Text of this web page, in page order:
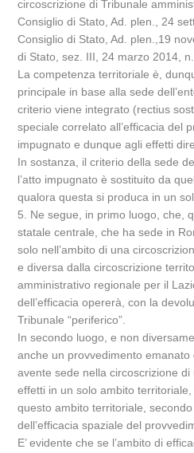
circoscrizione di Tribunale
Consiglio di Stato, Ad. plen., 24
Consiglio di Stato, Ad. plen.,19
di Stato, sez. III, 24 marzo 2014, n.
La competenza territoriale è,
principale in base alla sede
criterio viene integrato (rectius
speciale correlato all’efficacia del
impugnato e dunque agli effetti
In sostanza, il criterio della sede
l’atto impugnato è sostituito da
qualora questa si produca in un
5. Ne segue, in primo luogo, che,
statale centrale, che ha sede in
solo nell’ambito di una
e diversa dalla circoscrizione
amministrativo regionale per il
dell’efficacia opererà, con la
Tribunale “periferico”.
In secondo luogo, e non
anche un provvedimento emanato
avente sede nella circoscrizione
effetti in un solo ambito
questo ambito territoriale,
dell’efficacia spaziale del
E’ evidente che se l’ambito di